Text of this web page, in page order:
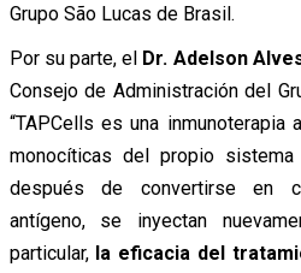
Grupo São Lucas de Brasil.
Por su parte, el Dr. Adelson
Consejo de Administración del
“TAPCells es una inmunoterapia
monocíticas del propio
después de convertirse en
antígeno, se inyectan
particular, la eficacia del